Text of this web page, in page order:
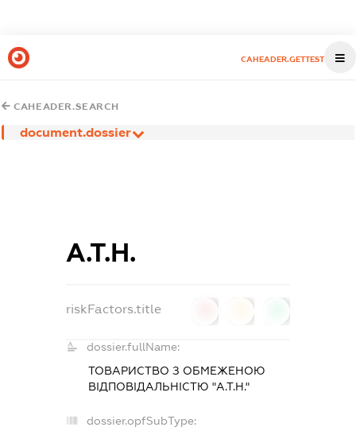
CAHEADER.GETTEST
CAHEADER.SEARCH
document.dossier
А.Т.Н.
riskFactors.title
dossier.fullName:
ТОВАРИСТВО З ОБМЕЖЕНОЮ
ВІДПОВІДАЛЬНІСТЮ "А.Т.Н."
dossier.opfSubType: